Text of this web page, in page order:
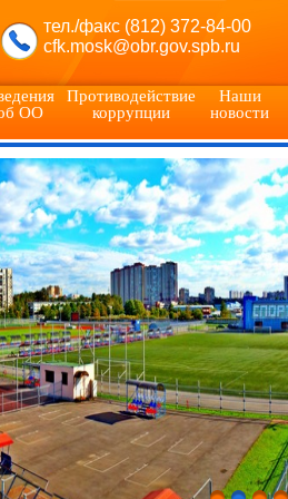
тел./факс (812) 372-84-00
cfk.mosk@obr.gov.spb.ru
ОО
Противодействие
коррупции
Наши
новости